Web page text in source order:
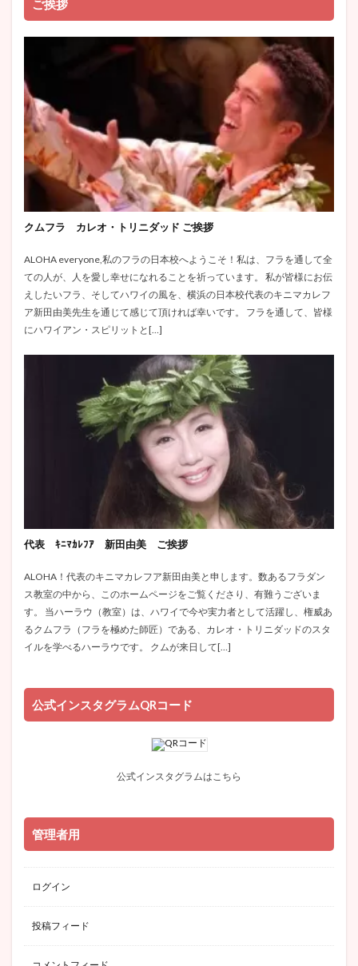
ご挨拶
クムフラ カレオ・トリニダッド ご挨拶
ALOHA everyone,私のフラの日本校へようこそ！私は、フラを通して全
ての人が、人を愛し幸せになれることを祈っています。 私が皆様にお伝
えしたいフラ、そしてハワイの風を、横浜の日本校代表のキニマカレフ
ア新田由美先生を通じて感じて頂ければ幸いです。 フラを通して、皆様
にハワイアン・スピリットと[…]
代表 ｷﾆﾏｶﾚﾌｱ 新田由美 ご挨拶
ALOHA！代表のキニマカレフア新田由美と申します。数あるフラダン
ス教室の中から、このホームページをご覧くださり、有難うございま
す。 当ハーラウ（教室）は、ハワイで今や実力者として活躍し、権威あ
るクムフラ（フラを極めた師匠）である、カレオ・トリニダッドのスタ
イルを学べるハーラウです。 クムが来日して[…]
公式インスタグラムQRコード
公式インスタグラムはこちら
管理者用
ログイン
投稿フィード